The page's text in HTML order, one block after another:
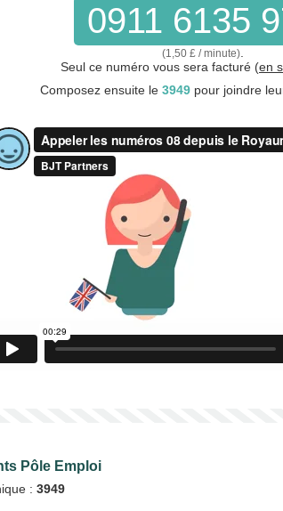
0911 6135
(1,50 £ / minute)
Seul ce numéro vous sera facturé (en
Composez ensuite le 3949pour joindre
Pôle Emploi
: 3949